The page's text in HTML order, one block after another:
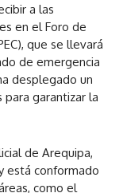
a las
en el Foro de
que se llevará
de emergencia
desplegado un
garantizar la
de Arequipa,
está conformado
como el